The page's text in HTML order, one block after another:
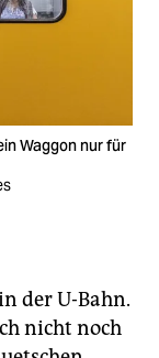
Waggon nur für
der U-Bahn.
nicht noch